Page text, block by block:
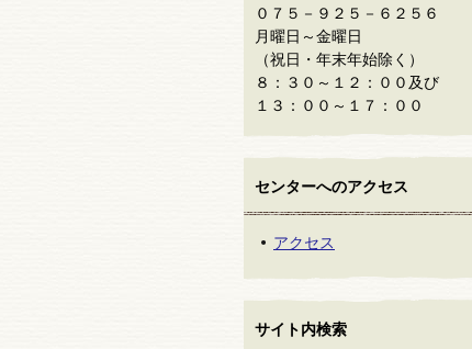
０７５－９２５－６２５６
月曜日～金曜日
（祝日・年末年始除く）
８：３０～１２：００及び
１３：００～１７：００
センターへのアクセス
アクセス
サイト内検索